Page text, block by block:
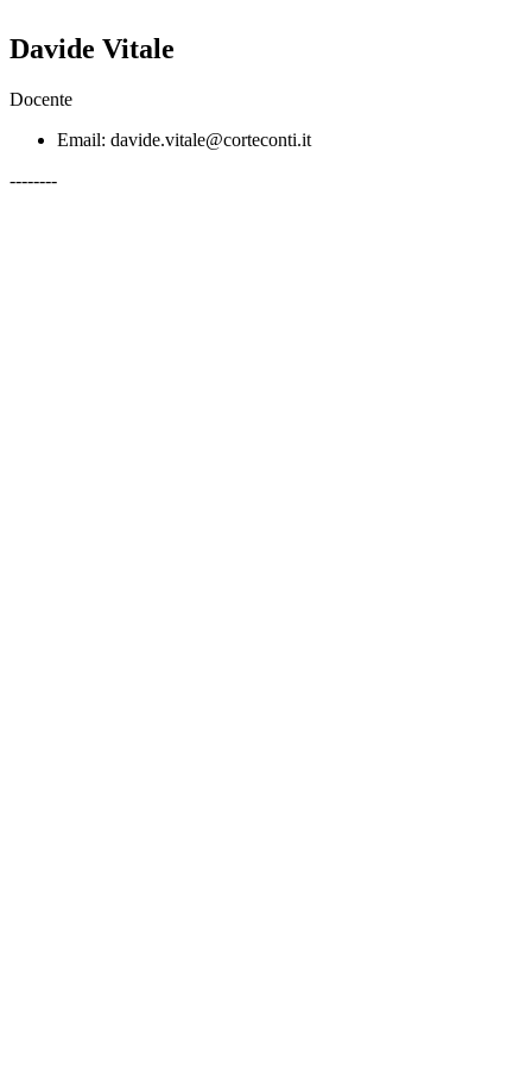
Davide Vitale
Docente
Email: davide.vitale@corteconti.it
--------